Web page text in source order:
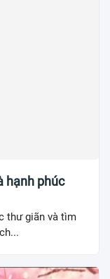
hạnh phúc
thư giãn và tìm